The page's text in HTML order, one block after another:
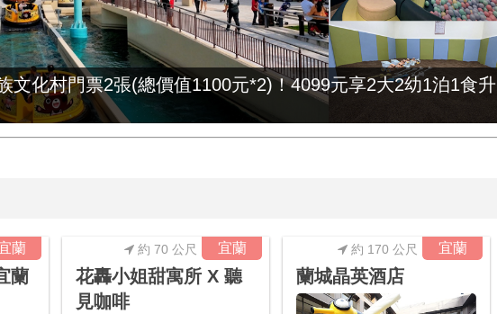
文化村門票2張(總價值1100元*2)！4099元享2大2幼1泊1食升
蘭
蘭
宜蘭
約 70 公尺
花轟小姐甜寓所 X 聽
見咖啡
宜蘭
約 170 公尺
蘭城晶英酒店